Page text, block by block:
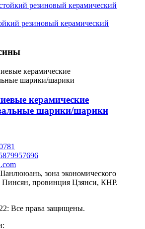
резиновый керамический
керамические
шарики/шарики
зона экономического
Пинсян, провинция Цзянси, КНР.
Все права защищены.